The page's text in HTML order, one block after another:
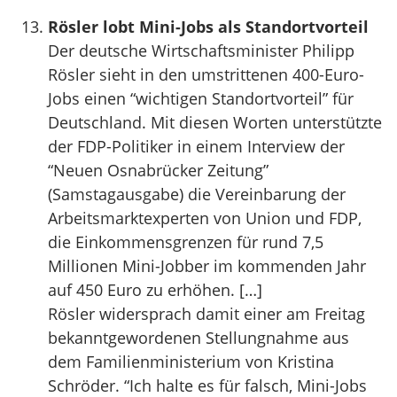
Rösler lobt Mini-Jobs als Standortvorteil
Der deutsche Wirtschaftsminister Philipp
Rösler sieht in den umstrittenen 400-Euro-
Jobs einen “wichtigen Standortvorteil” für
Deutschland. Mit diesen Worten unterstützte
der FDP-Politiker in einem Interview der
“Neuen Osnabrücker Zeitung”
(Samstagausgabe) die Vereinbarung der
Arbeitsmarktexperten von Union und FDP,
die Einkommensgrenzen für rund 7,5
Millionen Mini-Jobber im kommenden Jahr
auf 450 Euro zu erhöhen. […]
Rösler widersprach damit einer am Freitag
bekanntgewordenen Stellungnahme aus
dem Familienministerium von Kristina
Schröder. “Ich halte es für falsch, Mini-Jobs